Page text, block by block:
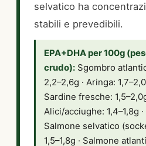
selvatico ha
stabili e prevedibili.
EPA+DHA per 100g
crudo): Sgombro
2,2–2,6g · Aringa:
Sardine fresche:
Alici/acciughe: 1,4–1,8g ·
Salmone selvatico
1,5–1,8g · Salmone